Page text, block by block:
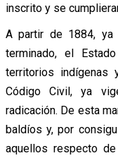
inscrito y se
A partir de 1884, ya
terminado, el
territorios
Código Civil, ya
radicación. De esta
baldíos y, por
aquellos respecto